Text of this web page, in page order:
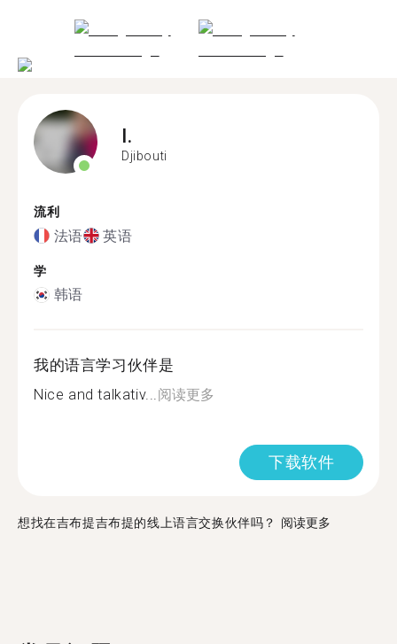
I.
Djibouti
流利
法语 英语
学
韩语
我的语言学习伙伴是
Nice and talkativ...阅读更多
下载软件
想找在吉布提吉布提的线上语言交换伙伴吗？ 阅读更多